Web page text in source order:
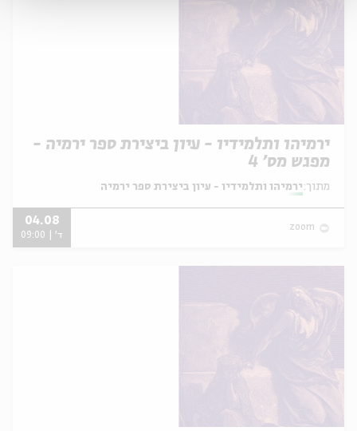
ירמיהו ותלמידיו - עיון ביצירת ספר ירמיה -
מפגש מס' 4
מתוך: ירמיהו ותלמידיו - עיון ביצירת ספר ירמיה
zoom
04.08
ד' | 09:00